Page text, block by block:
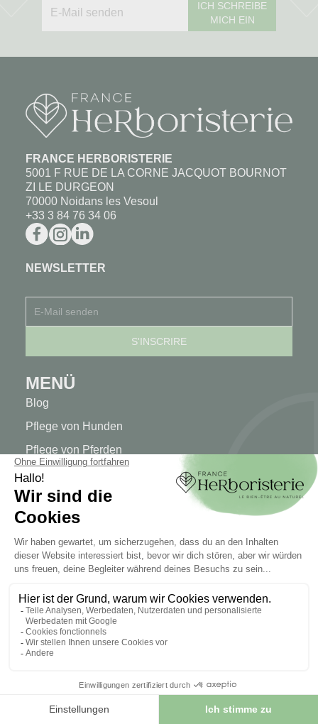
ICH SCHREIBE
MICH EIN
FRANCE HERBORISTERIE
5001 F RUE DE LA CORNE JACQUOT BOURNOT
ZI LE DURGEON
70000 Noidans les Vesoul
+33 3 84 76 34 06
NEWSLETTER
MENÜ
Blog
Pflege von Hunden
Pflege von Pferden
Alle unsere Marken
MEIN KONTO
Mein Konto
Authentifizierung
Seguimiento de pedidos
Cree su cuenta
Kontaktieren Sie uns
Sitemap